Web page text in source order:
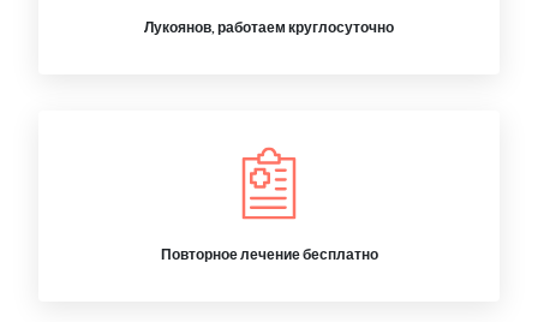
Лукоянов, работаем круглосуточно
Повторное лечение бесплатно